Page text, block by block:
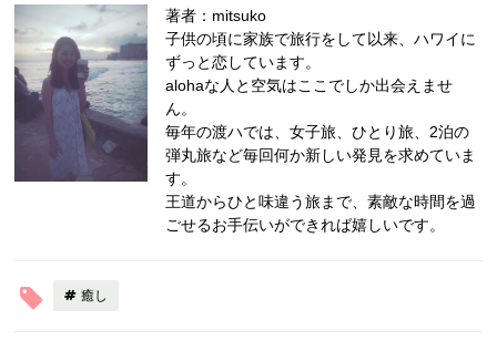
著者：mitsuko
子供の頃に家族で旅行をして以来、ハワイに
ずっと恋しています。
alohaな人と空気はここでしか出会えませ
ん。
毎年の渡ハでは、女子旅、ひとり旅、2泊の
弾丸旅など毎回何か新しい発見を求めていま
す。
王道からひと味違う旅まで、素敵な時間を過
ごせるお手伝いができれば嬉しいです。
癒し